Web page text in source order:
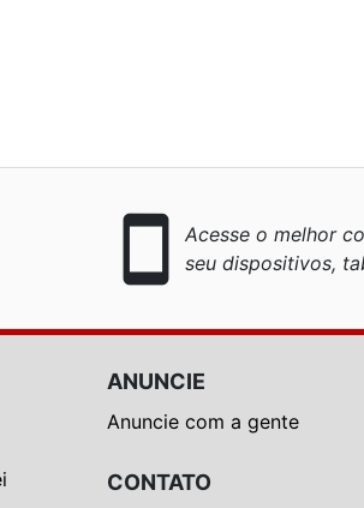
smartphone
Acesse o melhor
seu dispositivos,
ANUNCIE
Anuncie com a gente
CONTATO